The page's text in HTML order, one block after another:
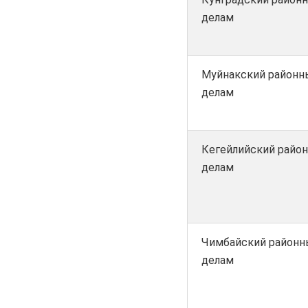
делам
Муйнакский
делам
Кегейлийский
делам
Чимбайский
делам